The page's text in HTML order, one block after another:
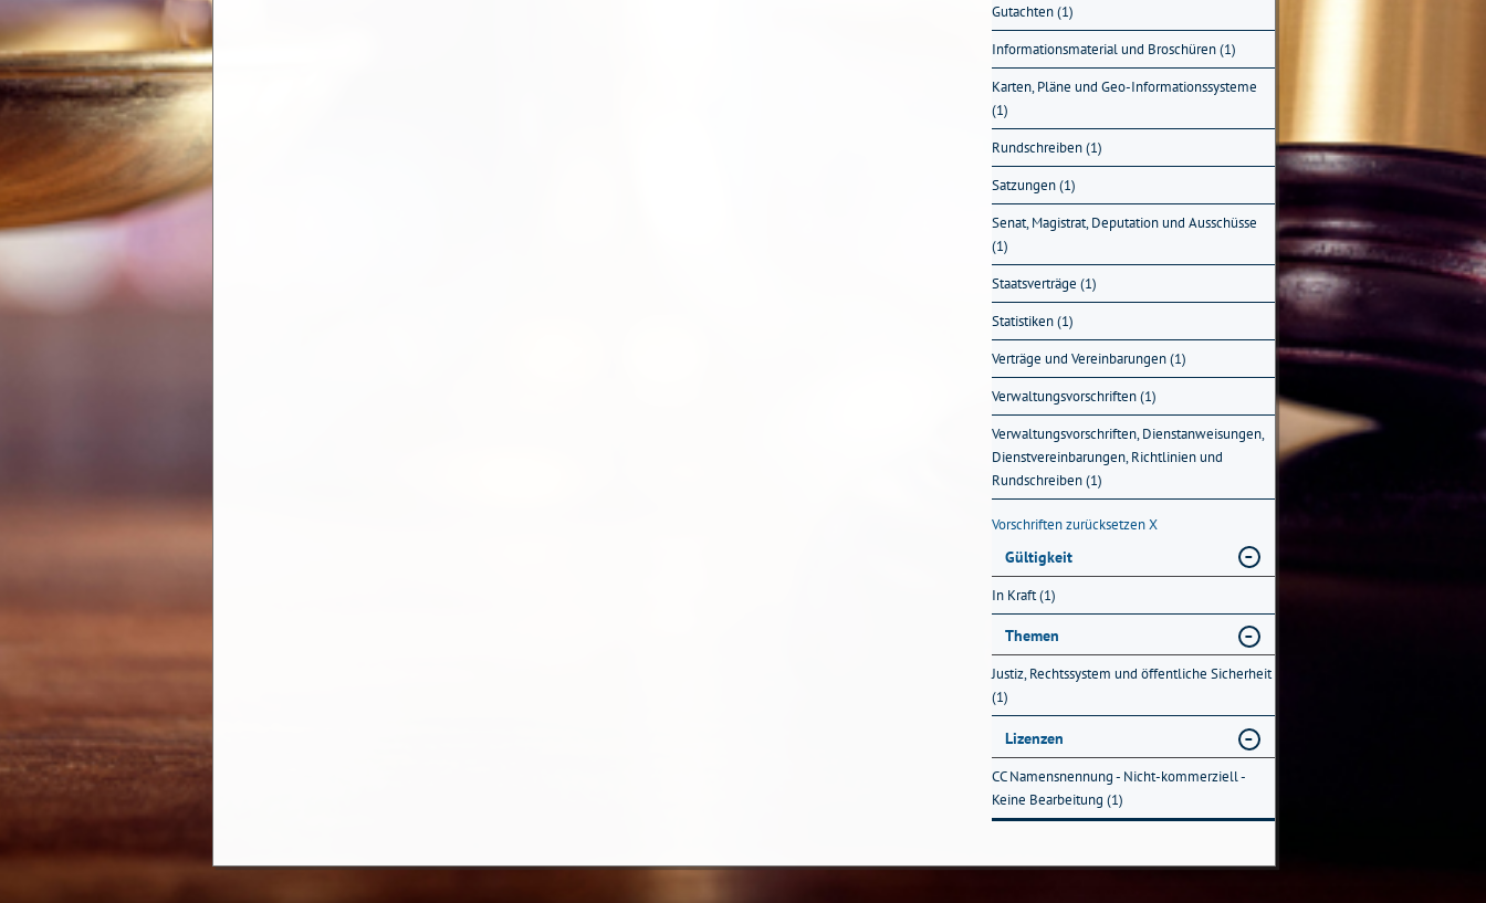
Gutachten (1)
Informationsmaterial und Broschüren (1)
Karten, Pläne und Geo-Informationssysteme
(1)
Rundschreiben (1)
Satzungen (1)
Senat, Magistrat, Deputation und Ausschüsse
(1)
Staatsverträge (1)
Statistiken (1)
Verträge und Vereinbarungen (1)
Verwaltungsvorschriften (1)
Verwaltungsvorschriften, Dienstanweisungen,
Dienstvereinbarungen, Richtlinien und
Rundschreiben (1)
Vorschriften zurücksetzenX
Gültigkeit
In Kraft (1)
Themen
Justiz, Rechtssystem und öffentliche Sicherheit
(1)
Lizenzen
CC Namensnennung - Nicht-kommerziell -
Keine Bearbeitung (1)